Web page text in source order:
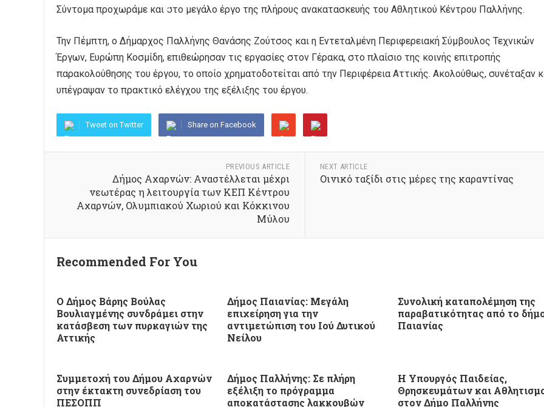
Σύντομα προχωράμε και στο μεγάλο έργο της πλήρους ανακατασκευής του Αθλητικού Κέντρου Παλλήνης.
Την Πέμπτη, ο Δήμαρχος Παλλήνης Θανάσης Ζούτσος και η Εντεταλμένη Περιφερειακή Σύμβουλος Τεχνικών
Έργων, Ευρώπη Κοσμίδη, επιθεώρησαν τις εργασίες στον Γέρακα, στο πλαίσιο της κοινής επιτροπής
παρακολούθησης του έργου, το οποίο χρηματοδοτείται από την Περιφέρεια Αττικής. Ακολούθως, συνέταξαν
υπέγραψαν το πρακτικό ελέγχου της εξέλιξης του έργου.
Tweet on Twitter Share on Facebook
PREVIOUS ARTICLE
Δήμος Αχαρνών: Αναστέλλεται μέχρι
νεωτέρας η λειτουργία των ΚΕΠ Κέντρου
Αχαρνών, Ολυμπιακού Χωριού και Κόκκινου
Μύλου
NEXT ARTICLE
Οινικό ταξίδι στις μέρες της καραντίνας
Recommended For You
Ο Δήμος Βάρης Βούλας
Βουλιαγμένης συνδράμει στην
κατάσβεση των πυρκαγιών της
Αττικής
Δήμος Παιανίας: Μεγάλη
επιχείρηση για την
αντιμετώπιση του Ιού Δυτικού
Νείλου
Συνολική καταπολέμηση της
παραβατικότητας από το
Παιανίας
Συμμετοχή του Δήμου Αχαρνών
στην έκτακτη συνεδρίαση του
ΠΕΣΟΠΠ
Δήμος Παλλήνης: Σε πλήρη
εξέλιξη το πρόγραμμα
αποκατάστασης λακκουβών
Η Υπουργός Παιδείας,
Θρησκευμάτων και
στον Δήμο Παλλήνης